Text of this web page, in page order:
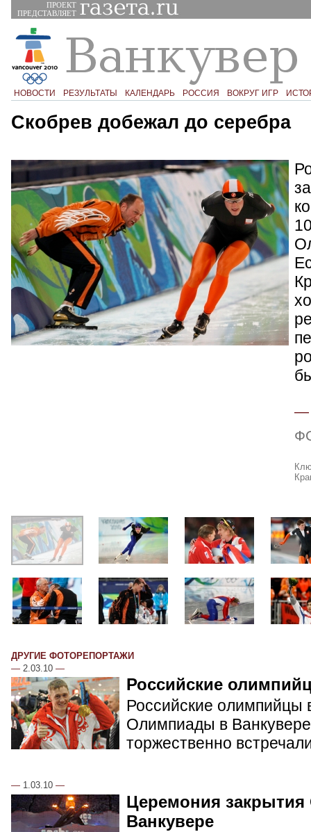
ПРОЕКТ
ПРЕДСТАВЛЯЕТ
НОВОСТИ РЕЗУЛЬТАТЫ КАЛЕНДАРЬ РОССИЯ ВОКРУГ ИГР
Скобрев добежал до серебра
ДРУГИЕ ФОТОРЕПОРТАЖИ
— 2.03.10 —
Российские
Российские олимпийцы
Олимпиады в
торжественно
— 1.03.10 —
Церемония
Ванкувере